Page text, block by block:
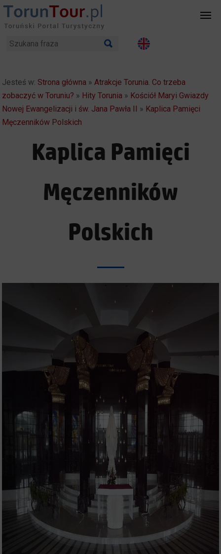
Jesteś w: Strona główna »Atrakcje Torunia. Co trzeba
zobaczyć w Toruniu? » Hity Torunia » Kościół Maryi Gwiazdy
Nowej Ewangelizacji i św. Jana Pawła II » Kaplica Pamięci
Męczenników Polskich
Kaplica Pamięci
Męczenników
Polskich